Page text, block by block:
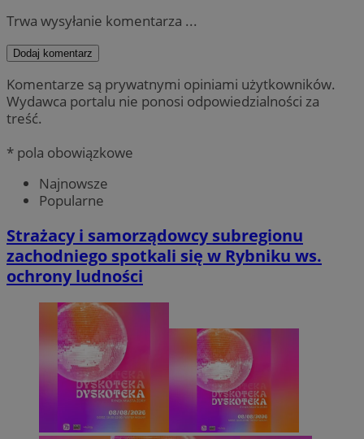
Trwa wysyłanie komentarza ...
Dodaj komentarz
Komentarze są prywatnymi opiniami użytkowników.
Wydawca portalu nie ponosi odpowiedzialności za
treść.
* pola obowiązkowe
Najnowsze
Popularne
Strażacy i samorządowcy subregionu
zachodniego spotkali się w Rybniku ws.
ochrony ludności